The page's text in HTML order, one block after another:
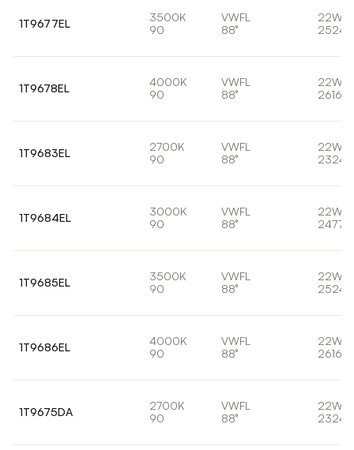
1T9677EL
3500K
90
VWFL
88°
22W
1T9678EL
4000K
90
VWFL
88°
22W
2616lm
1T9683EL
2700K
90
VWFL
88°
22W
1T9684EL
3000K
90
VWFL
88°
22W
2477lm
1T9685EL
3500K
90
VWFL
88°
22W
1T9686EL
4000K
90
VWFL
88°
22W
2616lm
1T9675DA
2700K
90
VWFL
88°
22W